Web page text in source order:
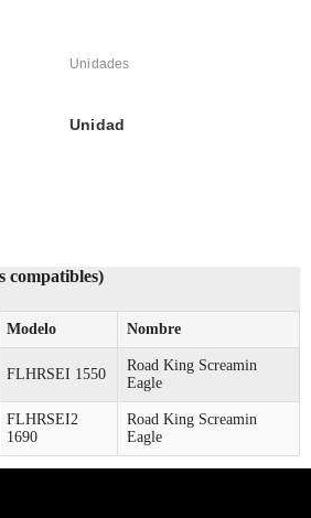
Unidades
Unidad
compatibles)
Modelo Nombre
FLHRSEI 1550
Road King Screamin
Eagle
FLHRSEI2
1690
Road King Screamin
Eagle